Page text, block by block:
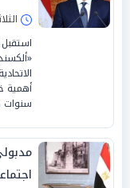
الثلاثاء 21/
أهمية
سنوات